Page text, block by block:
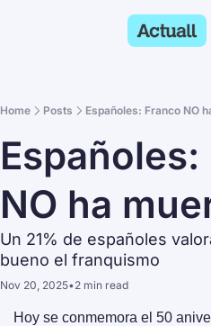
Home Posts Españoles: Franco NO
Españoles:
NO ha
Un 21% de españoles
bueno el franquismo
Nov 20, 2025•2 min read
Hoy se conmemora el 50